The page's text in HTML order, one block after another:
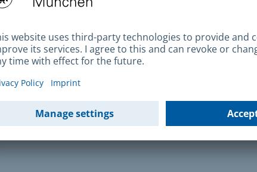
secteur alimentaire
et que vous avez besoin d'une autorisation
ici les informations nécessaires.